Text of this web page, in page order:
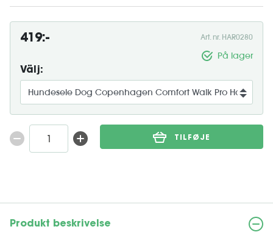
419:- Art. nr. HAR0280
På lager
Välj:
TILFØJE
Produkt beskrivelse